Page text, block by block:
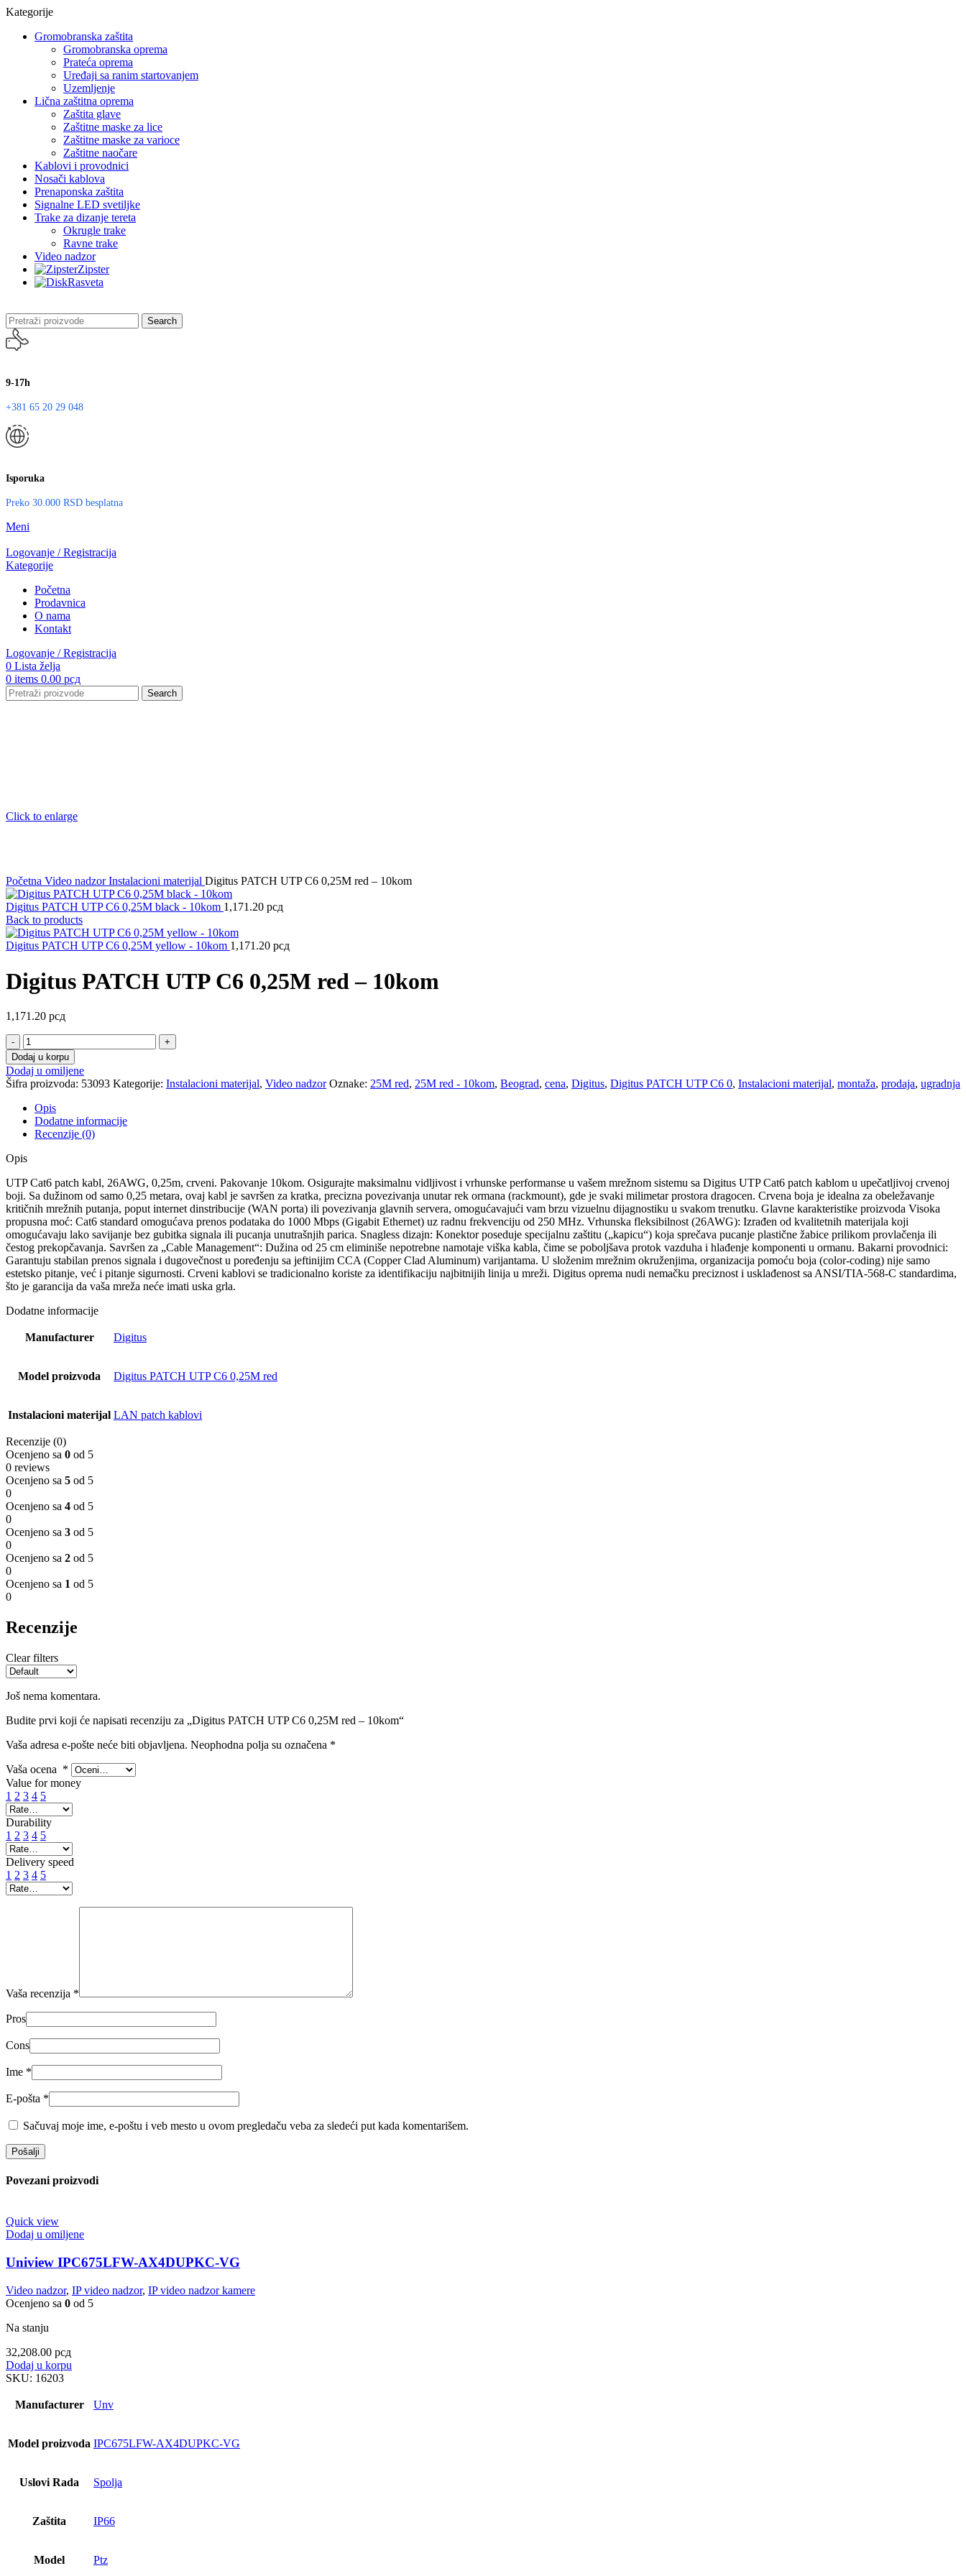
Kategorije
Gromobranska zaštita
Gromobranska oprema
Prateća oprema
Uređaji sa ranim startovanjem
Uzemljenje
Lična zaštitna oprema
Zaštita glave
Zaštitne maske za lice
Zaštitne maske za varioce
Zaštitne naočare
Kablovi i provodnici
Nosači kablova
Prenaponska zaštita
Signalne LED svetiljke
Trake za dizanje tereta
Okrugle trake
Ravne trake
Video nadzor
Zipster
Rasveta
Search
9-17h
+381 65 20 29 048
Isporuka
Preko 30.000 RSD besplatna
Meni
Logovanje / Registracija
Kategorije
Početna
Prodavnica
O nama
Kontakt
Logovanje / Registracija
0 Lista želja
0 items 0.00 рсд
Search
Click to enlarge
Početna Video nadzorInstalacioni materijal Digitus PATCH UTP C6 0,25M red – 10kom
Digitus PATCH UTP C6 0,25M black - 10kom 1,171.20 рсд
Back to products
Digitus PATCH UTP C6 0,25M yellow - 10kom 1,171.20 рсд
Digitus PATCH UTP C6 0,25M red – 10kom
1,171.20 рсд
Digitus
PATCH
UTP
C6
0,25M
red
-
10kom
količina
Dodaj u korpu
Dodaj u omiljene
Šifra proizvoda: 53093 Kategorije: Instalacioni materijal, Video nadzor Oznake: 25M red, 25M red - 10kom, Beograd, cena, Digitus, Digitus PATCH UTP C6 0, Instalacioni materijal, montaža, prodaja, ugradnja
Opis
Dodatne informacije
Recenzije (0)
Opis
UTP Cat6 patch kabl, 26AWG, 0,25m, crveni. Pakovanje 10kom. Osigurajte maksimalnu vidljivost i vrhunske performanse u vašem mrežnom sistemu sa Digitus UTP Cat6 patch kablom u upečatljivoj crvenoj
boji. Sa dužinom od samo 0,25 metara, ovaj kabl je savršen za kratka, precizna povezivanja unutar rek ormana (rackmount), gde je svaki milimetar prostora dragocen. Crvena boja je idealna za obeležavanje
kritičnih mrežnih putanja, poput internet dinstribucije (WAN porta) ili povezivanja glavnih servera, omogućavajući vam brzu vizuelnu dijagnostiku u svakom trenutku. Glavne karakteristike proizvoda Visoka
propusna moć: Cat6 standard omogućava prenos podataka do 1000 Mbps (Gigabit Ethernet) uz radnu frekvenciju od 250 MHz. Vrhunska fleksibilnost (26AWG): Izrađen od kvalitetnih materijala koji
omogućavaju lako savijanje bez gubitka signala ili pucanja unutrašnjih parica. Snagless dizajn: Konektor poseduje specijalnu zaštitu („kapicu“) koja sprečava pucanje plastične žabice prilikom provlačenja ili
čestog prekopčavanja. Savršen za „Cable Management“: Dužina od 25 cm eliminiše nepotrebne namotaje viška kabla, čime se poboljšava protok vazduha i hlađenje komponenti u ormanu. Bakarni provodnici:
Garantuju stabilan prenos signala i dugovečnost u poređenju sa jeftinijim CCA (Copper Clad Aluminum) varijantama. U složenim mrežnim okruženjima, organizacija pomoću boja (color-coding) nije samo
estetsko pitanje, već i pitanje sigurnosti. Crveni kablovi se tradicionalno koriste za identifikaciju najbitnijih linija u mreži. Digitus oprema nudi nemačku preciznost i usklađenost sa ANSI/TIA-568-C standardima,
što je garancija da vaša mreža neće imati uska grla.
Dodatne informacije
Manufacturer Digitus
Model proizvoda Digitus PATCH UTP C6 0,25M red
Instalacioni materijal LAN patch kablovi
Recenzije (0)
Ocenjeno sa 0 od 5
0 reviews
Ocenjeno sa 5 od 5
0
Ocenjeno sa 4 od 5
0
Ocenjeno sa 3 od 5
0
Ocenjeno sa 2 od 5
0
Ocenjeno sa 1 od 5
0
Recenzije
Clear filters
Još nema komentara.
Budite prvi koji će napisati recenziju za „Digitus PATCH UTP C6 0,25M red – 10kom“
Vaša adresa e-pošte neće biti objavljena. Neophodna polja su označena *
Vaša ocena *
Value for money
1 2 3 4 5
Durability
1 2 3 4 5
Delivery speed
1 2 3 4 5
Vaša recenzija *
Pros
Cons
Ime *
E-pošta *
Sačuvaj moje ime, e-poštu i veb mesto u ovom pregledaču veba za sledeći put kada komentarišem.
Povezani proizvodi
Quick view
Dodaj u omiljene
Uniview IPC675LFW-AX4DUPKC-VG
Video nadzor, IP video nadzor, IP video nadzor kamere
Ocenjeno sa 0 od 5
Na stanju
32,208.00 рсд
Dodaj u korpu
SKU: 16203
Manufacturer Unv
Model proizvoda IPC675LFW-AX4DUPKC-VG
Uslovi Rada Spolja
Zaštita IP66
Model Ptz